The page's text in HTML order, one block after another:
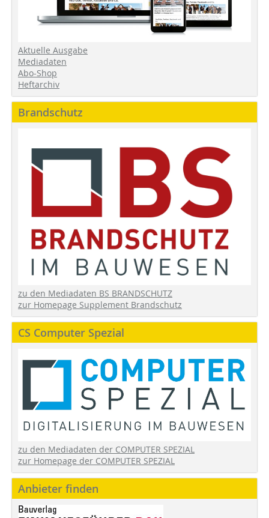
Aktuelle Ausgabe
Mediadaten
Abo-Shop
Heftarchiv
Brandschutz
zu den Mediadaten BS BRANDSCHUTZ
zur Homepage Supplement Brandschutz
CS Computer Spezial
zu den Mediadaten der COMPUTER SPEZIAL
zur Homepage der COMPUTER SPEZIAL
Anbieter finden